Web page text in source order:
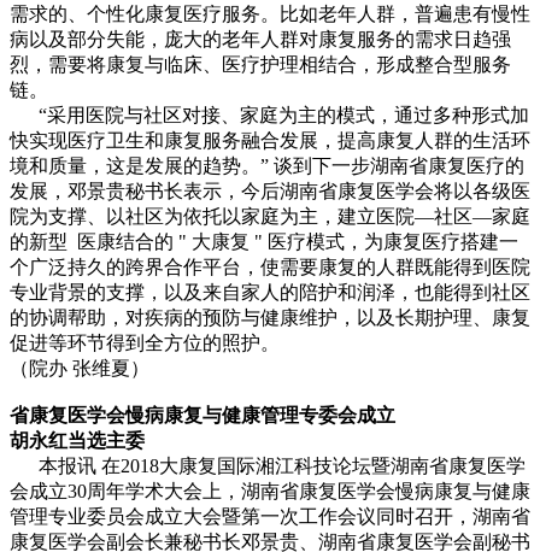
需求的、个性化康复医疗服务。比如老年人群，普遍患有慢性
病以及部分失能，庞大的老年人群对康复服务的需求日趋强
烈，需要将康复与临床、医疗护理相结合，形成整合型服务
链。
“采用医院与社区对接、家庭为主的模式，通过多种形式加
快实现医疗卫生和康复服务融合发展，提高康复人群的生活环
境和质量，这是发展的趋势。” 谈到下一步湖南省康复医疗的
发展，邓景贵秘书长表示，今后湖南省康复医学会将以各级医
院为支撑、以社区为依托以家庭为主，建立医院—社区—家庭
的新型 医康结合的 " 大康复 " 医疗模式，为康复医疗搭建一
个广泛持久的跨界合作平台，使需要康复的人群既能得到医院
专业背景的支撑，以及来自家人的陪护和润泽，也能得到社区
的协调帮助，对疾病的预防与健康维护，以及长期护理、康复
促进等环节得到全方位的照护。
（院办 张维夏）
省康复医学会慢病康复与健康管理专委会成立
胡永红当选主委
本报讯 在2018大康复国际湘江科技论坛暨湖南省康复医学
会成立30周年学术大会上，湖南省康复医学会慢病康复与健康
管理专业委员会成立大会暨第一次工作会议同时召开，湖南省
康复医学会副会长兼秘书长邓景贵、湖南省康复医学会副秘书